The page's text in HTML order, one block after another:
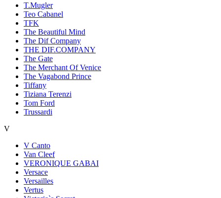
T.Mugler
Teo Cabanel
TFK
The Beautiful Mind
The Dif Company
THE DIF.COMPANY
The Gate
The Merchant Of Venice
The Vagabond Prince
Tiffany
Tiziana Terenzi
Tom Ford
Trussardi
V
V Canto
Van Cleef
VERONIQUE GABAI
Versace
Versailles
Vertus